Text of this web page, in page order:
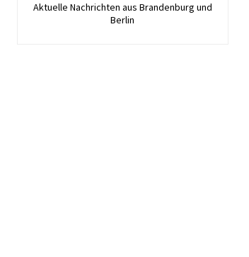
Aktuelle Nachrichten aus Brandenburg und
Berlin